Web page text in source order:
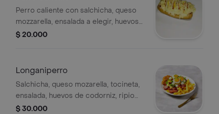
Perro caliente con salchicha, queso
mozzarella, ensalada a elegir, huevos
de codorniz, ripio de papa, salsa de
$ 20.000
Longaniperro
Salchicha, queso mozarella, tocineta,
ensalada, huevos de codorniz, ripio
de papa, salsas y papas a la francesa
$ 30.000